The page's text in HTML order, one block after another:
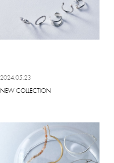
2024.05.23
NEW COLLECTION